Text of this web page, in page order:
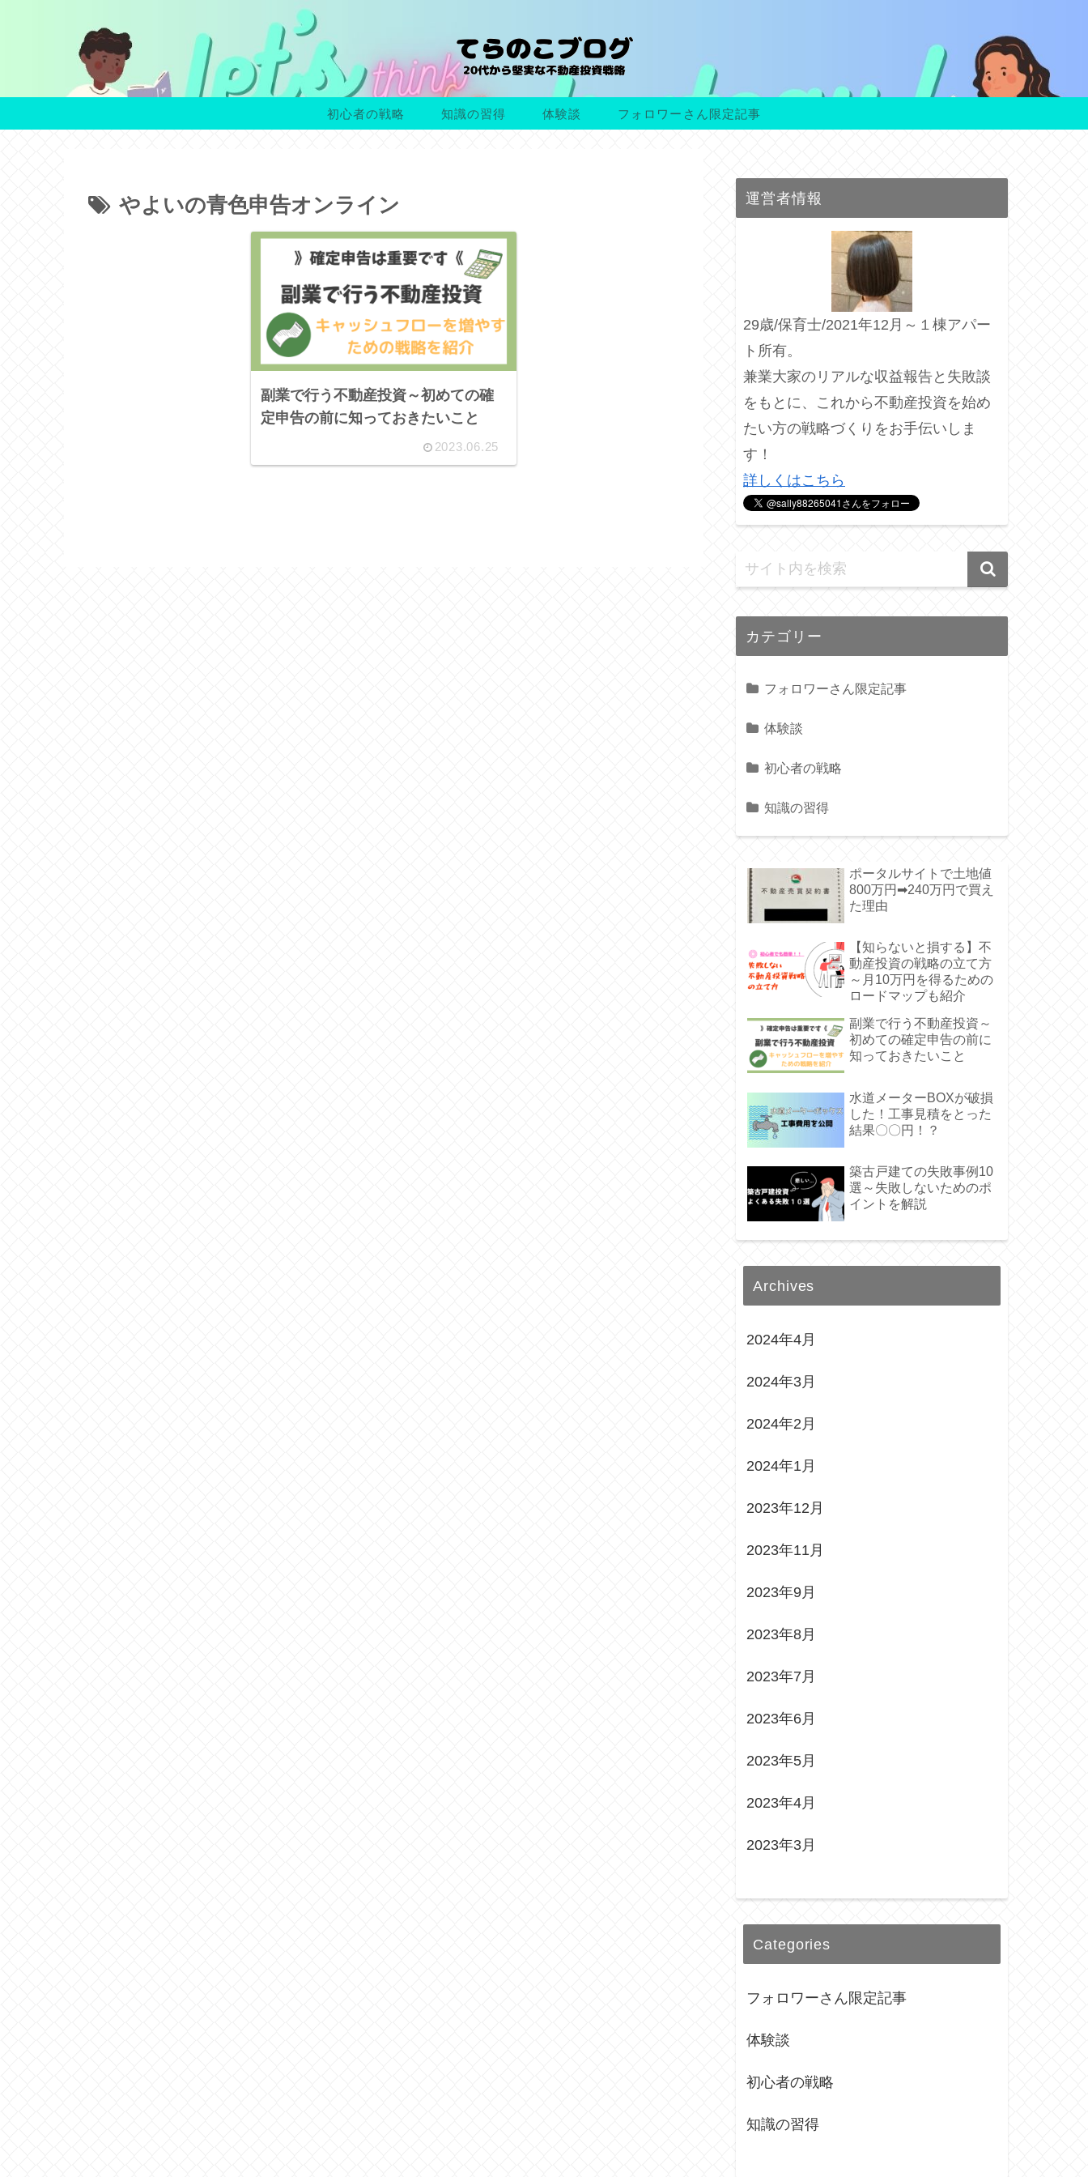
初心者の戦略 知識の習得 体験談 フォロワーさん限定記事
やよいの青色申告オンライン
副業で行う不動産投資～初めての確
定申告の前に知っておきたいこと
2023.06.25
運営者情報
29歳/保育士/2021年12月～１棟アパー
ト所有。
兼業大家のリアルな収益報告と失敗談
をもとに、これから不動産投資を始め
たい方の戦略づくりをお手伝いしま
す！
詳しくはこちら
カテゴリー
フォロワーさん限定記事
体験談
初心者の戦略
知識の習得
ポータルサイトで土地値
800万円➡240万円で買え
た理由
【知らないと損する】不
動産投資の戦略の立て方
～月10万円を得るための
ロードマップも紹介
副業で行う不動産投資～
初めての確定申告の前に
知っておきたいこと
水道メーターBOXが破損
した！工事見積をとった
結果〇〇円！？
築古戸建ての失敗事例10
選～失敗しないためのポ
イントを解説
Archives
2024年4月
2024年3月
2024年2月
2024年1月
2023年12月
2023年11月
2023年9月
2023年8月
2023年7月
2023年6月
2023年5月
2023年4月
2023年3月
Categories
フォロワーさん限定記事
体験談
初心者の戦略
知識の習得